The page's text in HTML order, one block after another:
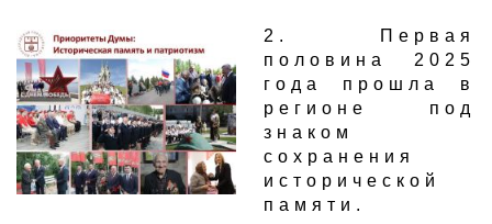
2. Первая
половина 2025
года прошла в
регионе под
знаком
сохранения
исторической
памяти.